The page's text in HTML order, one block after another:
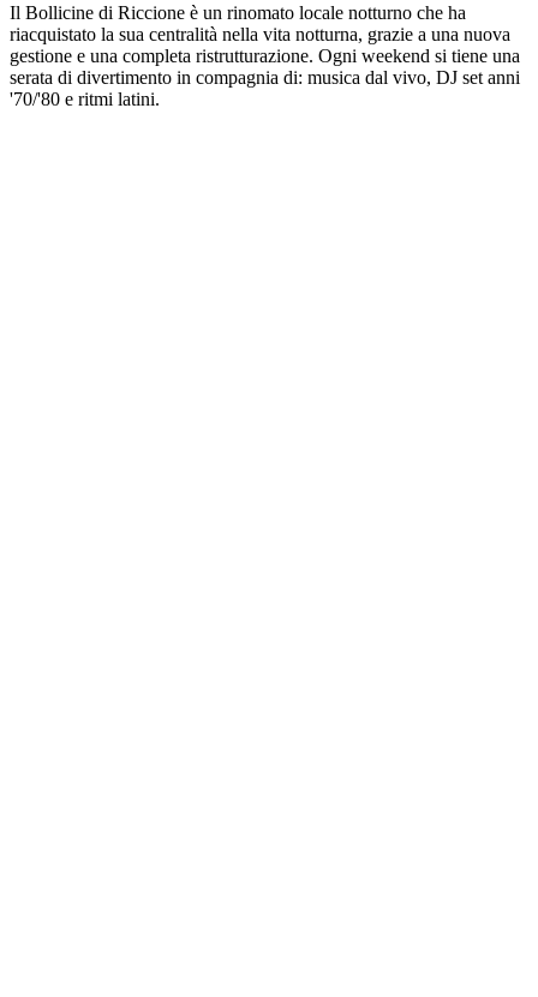
Il Bollicine di Riccione è un rinomato locale notturno che ha
riacquistato la sua centralità nella vita notturna, grazie a una nuova
gestione e una completa ristrutturazione. Ogni weekend si tiene una
serata di divertimento in compagnia di: musica dal vivo, DJ set anni
'70/'80 e ritmi latini.